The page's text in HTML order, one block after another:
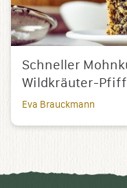
Schneller
Wildkräuter-Pfiff
Eva Brauckmann